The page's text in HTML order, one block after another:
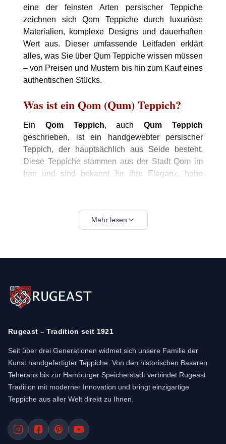
eine der feinsten Arten persischer Teppiche
zeichnen sich Qom Teppiche durch luxuriöse
Materialien, komplexe Designs und dauerhaften
Wert aus. Dieser umfassende Leitfaden erklärt
alles, was Sie über Qum Teppiche wissen müssen
– von Preisen und Mustern bis hin zum Kauf eines
authentischen Stücks.
Was ist ein Qom (Qum) Teppich?
Ein Qom Teppich, auchQum Teppich
geschrieben, ist ein handgewebter persischer
Teppich, der hauptsächlich aus Seide besteht.
Diese Teppiche stammen aus der Stadt Qom im
Iran und sind bekannt für ihre Eleganz, hohe
Teppiche wegen ihrer außergewöhnlichen
Qualität geschätzt und oft als Sammlerstücke
Die Entscheidung für ein handgeknüpftes
Meisterwerk aus der heiligen Stadt Qom bringt
Wenn Sie einen edlen Akzent für Ihr Interieur
es sich, gezielt nach hochwertigen Optionen für
Wohnzimmer Teppichezu suchen. Die
wichtigsten Vorzüge im Überblick:
Hohe Knotendichte (über 400.000 Knoten/m²)
Woll-Mischung
Einzigartige und traditionelle persische
Mehr lesen
Rugeast – Tradition seit 1921
Seit über drei Generationen widmet sich unsere Familie der
Kunst handgefertigter Teppiche. Von den historischen Basaren
Teherans bis zur Hamburger Speicherstadt verbindet Rugeast
Tradition mit moderner Innovation und bringt einzigartige
Teppiche aus aller Welt direkt zu Ihnen.